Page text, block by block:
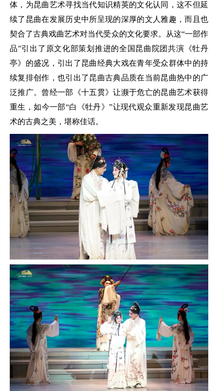
体，为昆曲艺术寻找当代知识精英的文化认同，这不但延
续了昆曲在发展历史中所呈现的深厚的文人雅趣，而且也
契合了古典戏曲艺术对当代受众的文化要求。从这“一部作
品”引出了原文化部策划推进的全国昆曲院团共演《牡丹
亭》的盛况，引出了昆曲经典大戏在青年受众群体中的持
续复排创作，也引出了昆曲古典品质在当前昆曲热中的广
泛推广。曾经一部《十五贯》让濒于危亡的昆曲艺术获得
重生，如今一部“白《牡丹》”让现代观众重新发现昆曲艺
术的古典之美，堪称佳话。